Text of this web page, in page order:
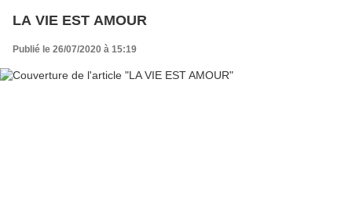
LA VIE EST AMOUR
Publié le 26/07/2020 à 15:19